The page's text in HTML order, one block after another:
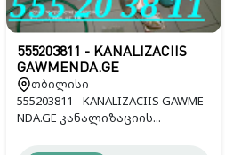
555203811 - KANALIZACIIS
GAWMENDA.GE
თბილისი
555203811 - KANALIZACIIS GAWME
NDA.GE კანალიზაციის...